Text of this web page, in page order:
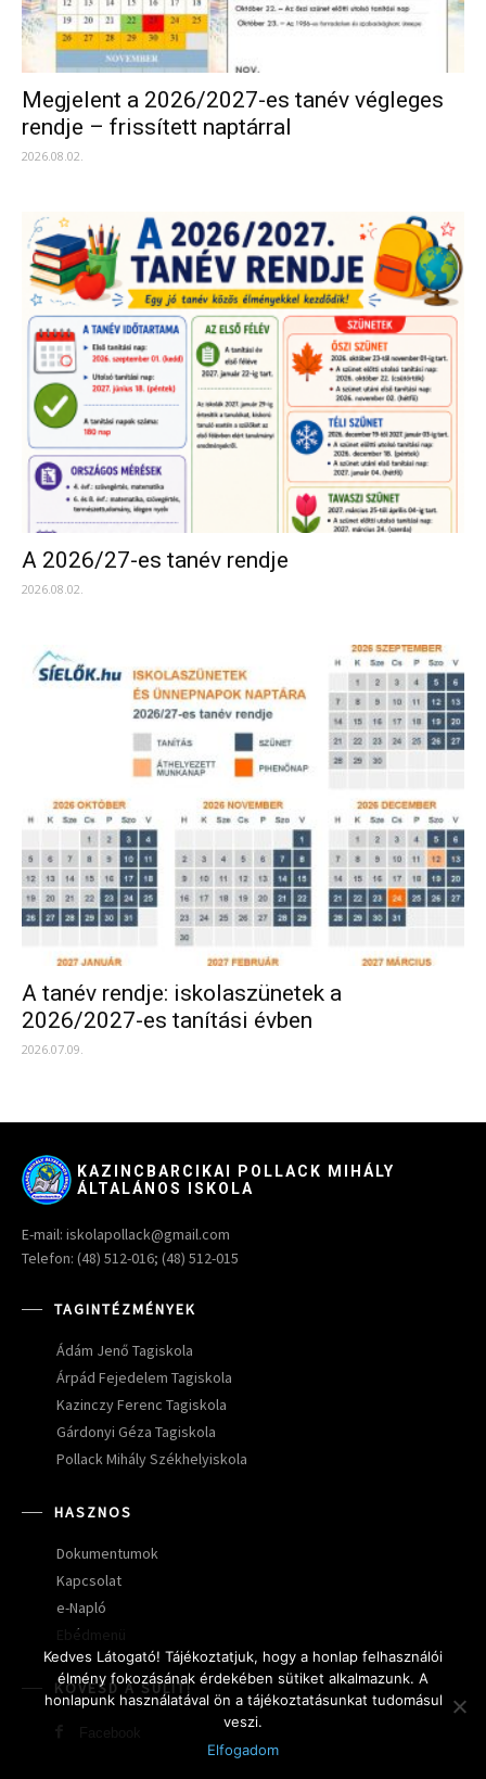
Megjelent a 2026/2027-es tanév végleges
rendje – frissített naptárral
2026.08.02.
A 2026/27-es tanév rendje
2026.08.02.
A tanév rendje: iskolaszünetek a
2026/2027-es tanítási évben
2026.07.09.
KAZINCBARCIKAI POLLACK MIHÁLY
ÁLTALÁNOS ISKOLA
E-mail: iskolapollack@gmail.com
Telefon: (48) 512-016; (48) 512-015
TAGINTÉZMÉNYEK
Ádám Jenő Tagiskola
Árpád Fejedelem Tagiskola
Kazinczy Ferenc Tagiskola
Gárdonyi Géza Tagiskola
Pollack Mihály Székhelyiskola
HASZNOS
Dokumentumok
Kapcsolat
e-Napló
Ebédmenü
KÖVESD A SULIT!
Kedves Látogató! Tájékoztatjuk, hogy a honlap felhasználói
élmény fokozásának érdekében sütiket alkalmazunk. A
honlapunk használatával ön a tájékoztatásunkat tudomásul
veszi.
Elfogadom